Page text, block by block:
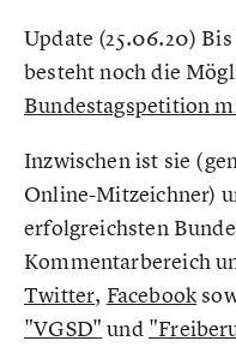
Update (25.06.20)
besteht noch die
Bundestagspetition
Inzwischen ist sie
Online-Mitzeichner)
erfolgreichsten
Kommentarbereich
Twitter, Facebook
"VGSD" und